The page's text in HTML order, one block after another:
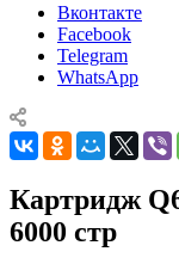
Вконтакте
Facebook
Telegram
WhatsApp
Картридж
6000 стр